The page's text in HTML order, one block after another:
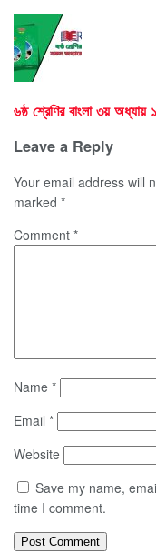
৬ষ্ঠ শ্রেণির বাংলা ৩য়
Leave a Reply
Your email address will
marked *
Comment *
Name *
Email *
Website
Save my name,
time I comment.